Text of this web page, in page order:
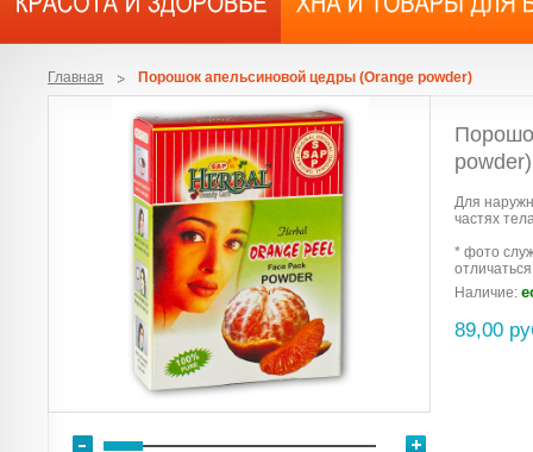
Главная Порошок апельсиновой цедры (Orange powder)
powder)
Для
частях
* фото
отличаться
Наличие:
89,00